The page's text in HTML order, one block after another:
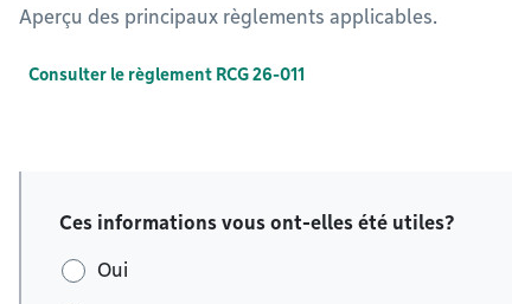
Aperçu des principaux règlements applicables.
Consulter le règlement RCG 26-011
Ces informations vous ont-elles été utiles?
Oui